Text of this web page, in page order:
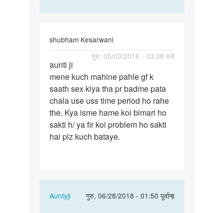
shubham Kesarwani
गुरु, 05/03/2018 - 03:38 बजे
aunti
ji
mene
kuch
mahine…
aunti ji
mene kuch mahine pahle gf k
saath sex kiya tha pr badme pata
chala use uss time period ho rahe
the. Kya isme hame koi bimari ho
sakti h/ ya fir koi problem ho sakti
hai plz kuch bataye.
Auntyji
गुरु, 06/28/2018 - 01:50 पूर्वान्ह
In